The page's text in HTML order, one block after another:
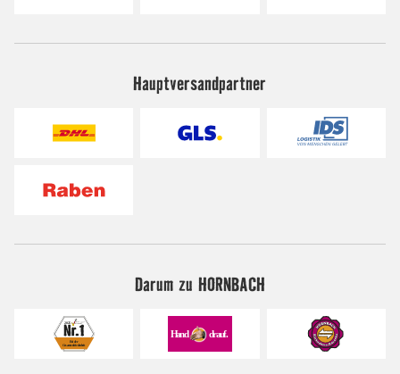
Hauptversandpartner
Darum zu HORNBACH